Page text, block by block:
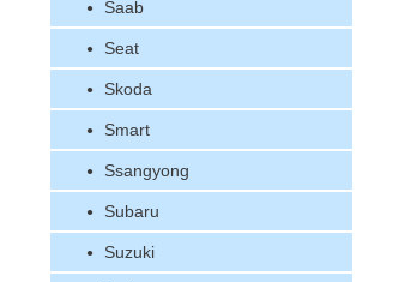
Saab
Seat
Skoda
Smart
Ssangyong
Subaru
Suzuki